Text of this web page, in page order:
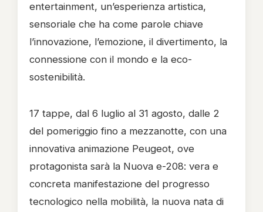
entertainment, un’esperienza artistica,
sensoriale che ha come parole chiave
l’innovazione, l’emozione, il divertimento, la
connessione con il mondo e la eco-
sostenibilità.
17 tappe, dal 6 luglio al 31 agosto, dalle 2
del pomeriggio fino a mezzanotte, con una
innovativa animazione Peugeot, ove
protagonista sarà la Nuova e-208: vera e
concreta manifestazione del progresso
tecnologico nella mobilità, la nuova nata di